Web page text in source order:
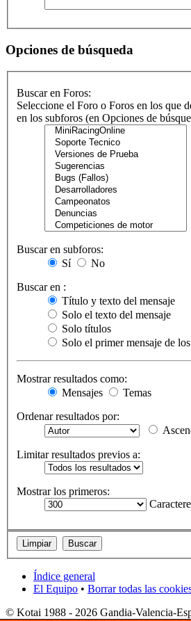
Opciones de búsqueda
Buscar en Foros:
Seleccione el Foro o Foros en los que
en los subforos (en Opciones de
Buscar en subforos:
Sí
No
Buscar en :
Título y texto del mensaje
Solo el texto del mensaje
Solo títulos
Solo el primer mensaje de
Mostrar resultados como:
Mensajes
Temas
Ordenar resultados por:
Limitar resultados previos a:
Mostrar los primeros:
Índice general
El Equipo • Borrar todas las
© Kotai 1988 - 2026 Gandia-Valencia-